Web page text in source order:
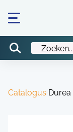
Catalogus Durea